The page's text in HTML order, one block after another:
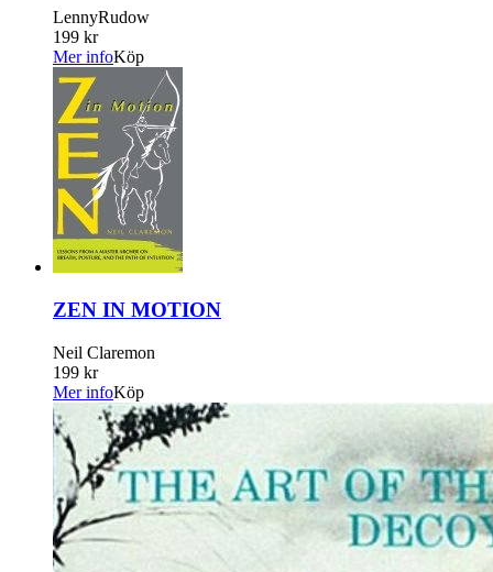
LennyRudow
199 kr
Mer infoKöp
ZEN IN MOTION
Neil Claremon
199 kr
Mer infoKöp